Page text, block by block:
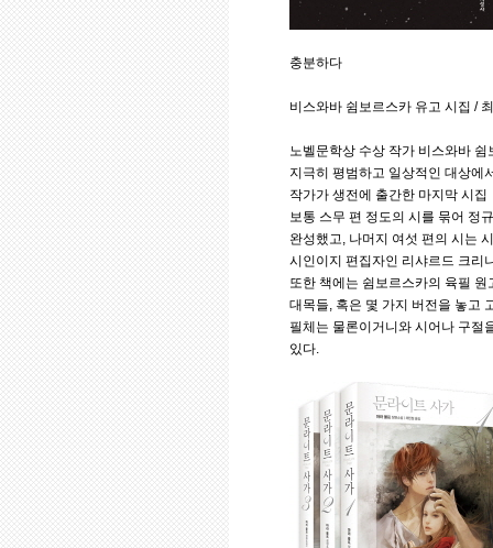
충분하다
비스와바 쉼보르스카 유고 시집 /
노벨문학상 수상 작가 비스와바
지극히 평범하고 일상적인 대상에
작가가 생전에 출간한 마지막 시
보통 스무 편 정도의 시를 묶어 정
완성했고, 나머지 여섯 편의 시는
시인이지 편집자인 리샤르드 크리
또한 책에는 쉼보르스카의 육필
대목들, 혹은 몇 가지 버전을 놓고
필체는 물론이거니와 시어나 구절
있다.